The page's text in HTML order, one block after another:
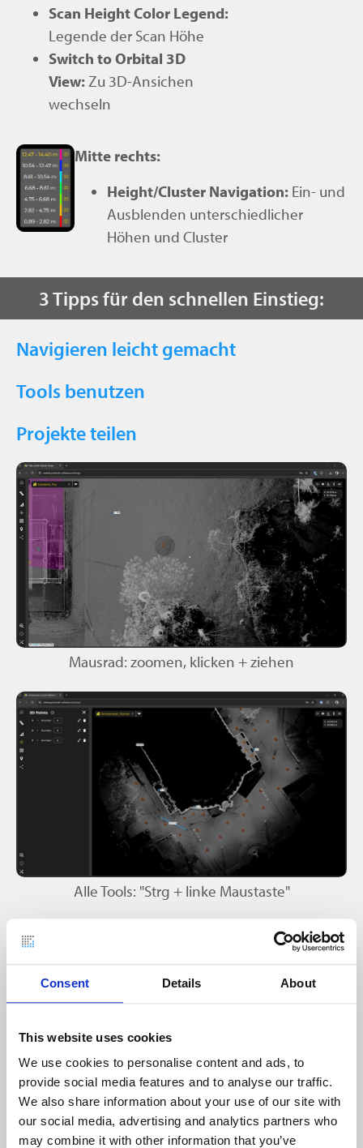
Consent Details About
This website uses cookies
We use cookies to personalise content and ads, to
provide social media features and to analyse our traffic.
We also share information about your use of our site with
our social media, advertising and analytics partners who
may combine it with other information that you’ve
Scan Height Color Legend:
Legende der Scan Höhe
Switch to Orbital 3D
View:Zu 3D-Ansichen
wechseln
Mitte rechts:
Height/Cluster Navigation: Ein- und
Ausblenden unterschiedlicher
Höhen und Cluster
3 Tipps für den schnellen Einstieg:
Navigieren leicht gemacht
Tools benutzen
Projekte teilen
Mausrad: zoomen, klicken + ziehen
Alle Tools: "Strg + linke Maustaste"
Mit Nebula Punktwolkenprojekte teilen